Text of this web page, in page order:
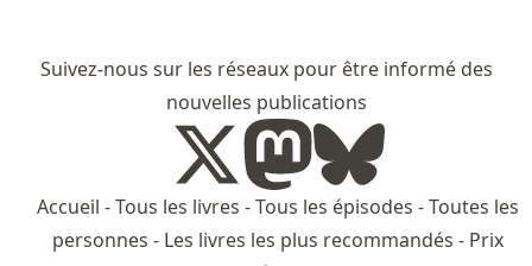
Suivez-nous sur les réseaux pour être informé des
nouvelles publications
Accueil -Tous les livres -Tous les épisodes -Toutes les
personnes - Les livres les plus recommandés - Prix